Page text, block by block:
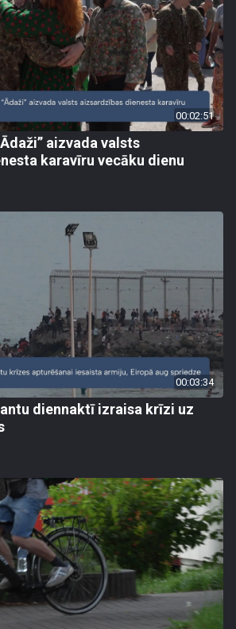
00:02:51
aizvada valsts
karavīru vecāku dienu
00:03:34
diennaktī izraisa krīzi uz